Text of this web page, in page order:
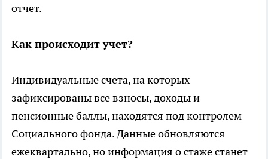
отчет.
Как происходит учет?
Индивидуальные счета, на которых
зафиксированы все взносы, доходы и
пенсионные баллы, находятся под контролем
Социального фонда. Данные обновляются
ежеквартально, но информация о стаже станет